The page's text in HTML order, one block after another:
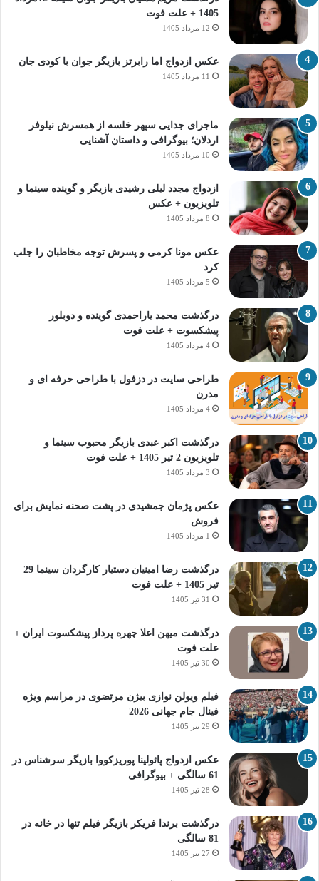
1405 + علت فوت
12 مرداد 1405
عکس ازدواج اما رابرتز بازیگر جوان با کودی جان
11 مرداد 1405
ماجرای جدایی سپهر خلسه از همسرش نیلوفر
اردلان؛ بیوگرافی و داستان آشنایی
10 مرداد 1405
ازدواج مجدد لیلی رشیدی بازیگر و گوینده سینما و
تلویزیون + عکس
8 مرداد 1405
عکس مونا کرمی و پسرش توجه مخاطبان را جلب
کرد
5 مرداد 1405
درگذشت محمد یاراحمدی گوینده و دوبلور
پیشکسوت + علت فوت
4 مرداد 1405
طراحی سایت در دزفول با طراحی حرفه‌ ای و
مدرن
4 مرداد 1405
درگذشت اکبر عبدی بازیگر محبوب سینما و
تلویزیون 2 تیر 1405 + علت فوت
3 مرداد 1405
عکس پژمان جمشیدی در پشت صحنه نمایش برای
فروش
1 مرداد 1405
درگذشت رضا امینیان دستیار کارگردان سینما 29
تیر 1405 + علت فوت
31 تیر 1405
درگذشت میهن اعلا چهره پرداز پیشکسوت ایران +
علت فوت
30 تیر 1405
فیلم ویولن نوازی بیژن مرتضوی در مراسم ویژه
فینال جام جهانی 2026
29 تیر 1405
عکس ازدواج پائولینا پوریزکووا بازیگر سرشناس در
61 سالگی + بیوگرافی
28 تیر 1405
درگذشت برندا فریکر بازیگر فیلم تنها در خانه در
81 سالگی
27 تیر 1405